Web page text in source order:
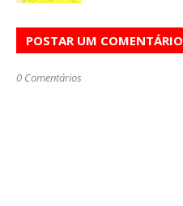
POSTAR UM COMENTÁRIO
0 Comentários